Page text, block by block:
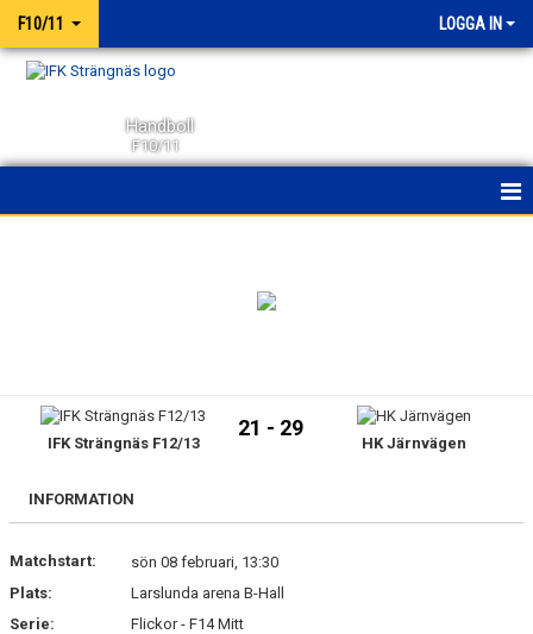
F10/11 LOGGA IN
Handboll
F10/11
TRUPPEN
BILDGALLERI
KONTAKT
IFK Strängnäs F12/13
21 - 29
HK Järnvägen
INFORMATION
Matchstart:
sön 08 februari, 13:30
Plats:
Larslunda arena B-Hall
Serie:
Flickor - F14 Mitt